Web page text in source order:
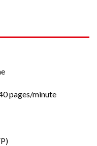
40 pages/minute